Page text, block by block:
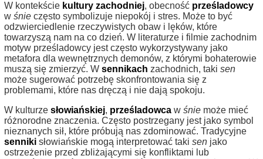
W kontekście kultury zachodniej, obecność prześladowcy
w śnie często symbolizuje niepokój i stres. Może to być
odzwierciedlenie rzeczywistych obaw i lęków, które
towarzyszą nam na co dzień. W literaturze i filmie zachodnim
motyw prześladowcy jest często wykorzystywany jako
metafora dla wewnętrznych demonów, z którymi bohaterowie
muszą się zmierzyć. W sennikach zachodnich, taki sen
może sugerować potrzebę skonfrontowania się z
problemami, które nas dręczą i nie dają spokoju.
W kulturze słowiańskiej, prześladowca w śnie może mieć
różnorodne znaczenia. Często postrzegany jest jako symbol
nieznanych sił, które próbują nas zdominować. Tradycyjne
senniki słowiańskie mogą interpretować taki sen jako
ostrzeżenie przed zbliżającymi się konfliktami lub